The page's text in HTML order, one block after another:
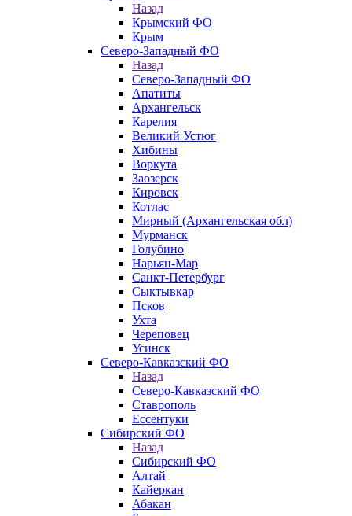
Назад
Крымский ФО
Крым
Северо-Западный ФО
Назад
Северо-Западный ФО
Апатиты
Архангельск
Карелия
Великий Устюг
Хибины
Воркута
Заозерск
Кировск
Котлас
Мирный (Архангельская обл)
Мурманск
Голубино
Нарьян-Мар
Санкт-Петербург
Сыктывкар
Псков
Ухта
Череповец
Усинск
Северо-Кавказский ФО
Назад
Северо-Кавказский ФО
Ставрополь
Ессентуки
Сибирский ФО
Назад
Сибирский ФО
Алтай
Кайеркан
Абакан